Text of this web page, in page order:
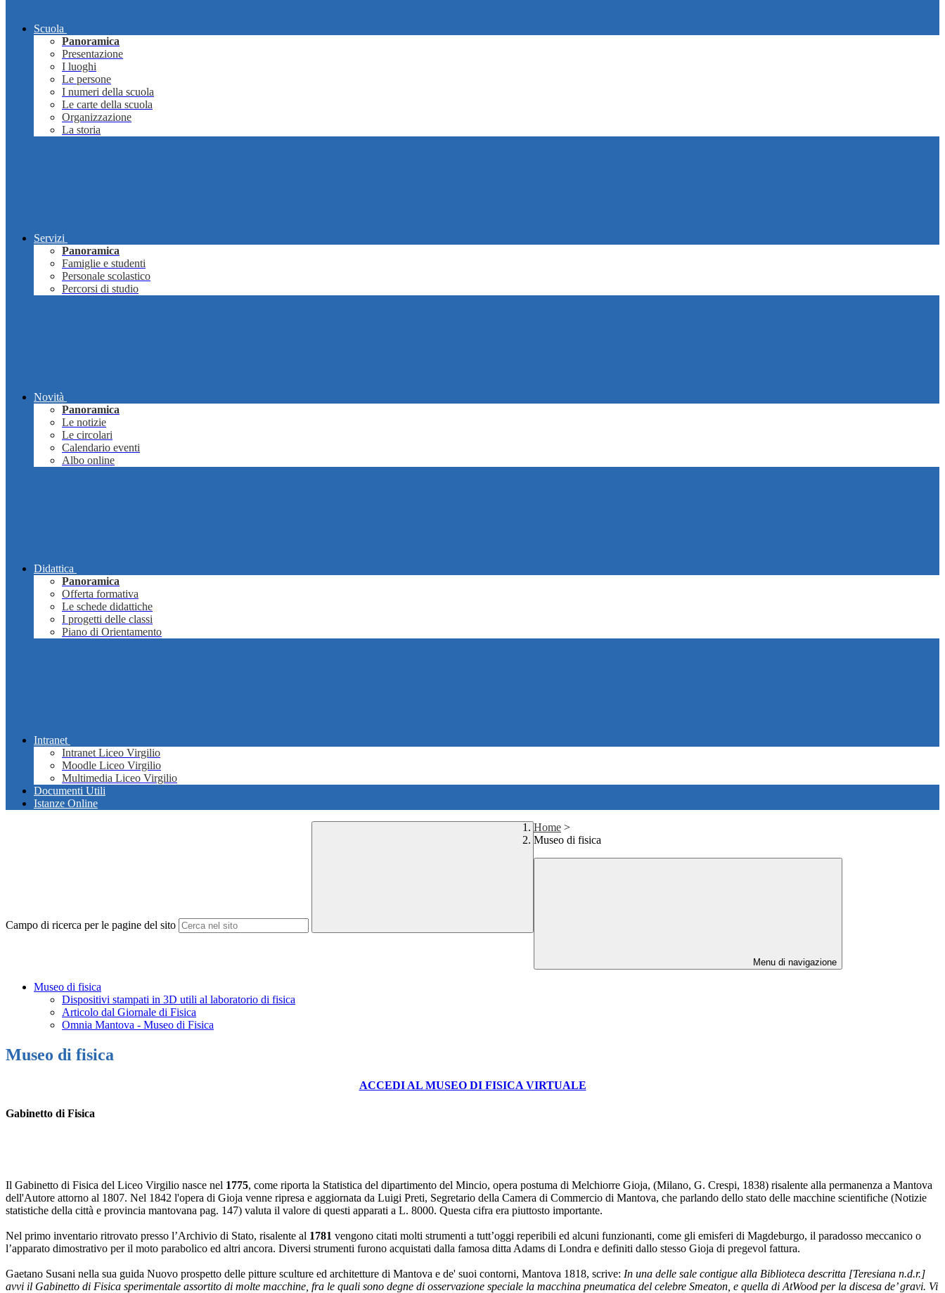
Scuola
Panoramica
Presentazione
I luoghi
Le persone
I numeri della scuola
Le carte della scuola
Organizzazione
La storia
Servizi
Panoramica
Famiglie e studenti
Personale scolastico
Percorsi di studio
Novità
Panoramica
Le notizie
Le circolari
Calendario eventi
Albo online
Didattica
Panoramica
Offerta formativa
Le schede didattiche
I progetti delle classi
Piano di Orientamento
Intranet
Intranet Liceo Virgilio
Moodle Liceo Virgilio
Multimedia Liceo Virgilio
Documenti Utili
Istanze Online
Campo di ricerca per le pagine del sito
Home >
Museo di fisica
Menu di navigazione
Museo di fisica
Dispositivi stampati in 3D utili al laboratorio di fisica
Articolo dal Giornale di Fisica
Omnia Mantova - Museo di Fisica
Museo di fisica
ACCEDI AL MUSEO DI FISICA VIRTUALE
Gabinetto di Fisica
Il Gabinetto di Fisica del Liceo Virgilio nasce nel 1775, come riporta la Statistica del dipartimento del Mincio, opera postuma di Melchiorre Gioja, (Milano, G. Crespi, 1838) risalente alla permanenza a Mantova
dell'Autore attorno al 1807. Nel 1842 l'opera di Gioja venne ripresa e aggiornata da Luigi Preti, Segretario della Camera di Commercio di Mantova, che parlando dello stato delle macchine scientifiche (Notizie
statistiche della città e provincia mantovana pag. 147) valuta il valore di questi apparati a L. 8000. Questa cifra era piuttosto importante.
Nel primo inventario ritrovato presso l’Archivio di Stato, risalente al 1781 vengono citati molti strumenti a tutt’oggi reperibili ed alcuni funzionanti, come gli emisferi di Magdeburgo, il paradosso meccanico o
l’apparato dimostrativo per il moto parabolico ed altri ancora. Diversi strumenti furono acquistati dalla famosa ditta Adams di Londra e definiti dallo stesso Gioja di pregevol fattura.
Gaetano Susani nella sua guida Nuovo prospetto delle pitture sculture ed architetture di Mantova e de' suoi contorni, Mantova 1818, scrive: In una delle sale contigue alla Biblioteca descritta [Teresiana n.d.r.]
avvi il Gabinetto di Fisica sperimentale assortito di molte macchine, fra le quali sono degne di osservazione speciale la macchina pneumatica del celebre Smeaton, e quella di AtWood per la discesa de’ gravi. Vi